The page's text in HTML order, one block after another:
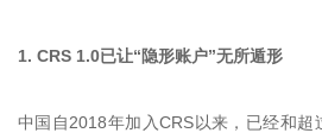
1. CRS 1.0已让“隐形账户”无所遁形
中国自2018年加入CRS以来，已经和超